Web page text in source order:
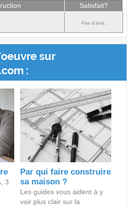
Satisfait?
Pas d'avis.
sur
:
3
Par qui faire construire
sa maison ?
Les guides vous aident à y
voir plus clair sur la